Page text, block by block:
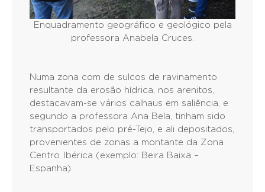
Enquadramento geográfico e geológico pela
professora Anabela Cruces.
Numa zona com de sulcos de ravinamento
resultante da erosão hídrica, nos arenitos,
destacavam-se vários calhaus em saliência, e
segundo a professora Ana Bela, tinham sido
transportados pelo pré-Tejo, e ali depositados,
provenientes de zonas a montante da Zona
Centro Ibérica (exemplo: Beira Baixa –
Espanha).